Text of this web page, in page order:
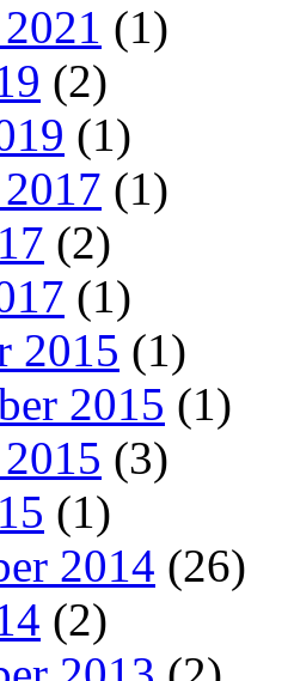
(1)
(2)
(1)
(1)
(2)
(1)
2015 (1)
2015 (1)
(3)
(1)
2014 (26)
(2)